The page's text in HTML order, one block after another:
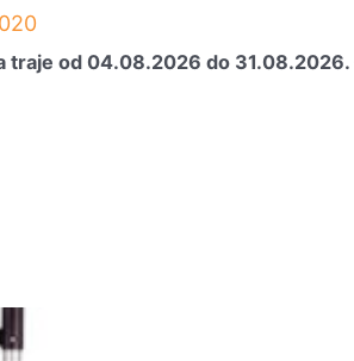
traje od 04.08.2026 do 31.08.2026.